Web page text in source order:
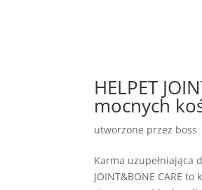
HELPET
mocnych
utworzone przez boss
Karma uzupełniająca
JOINT&BONE CARE